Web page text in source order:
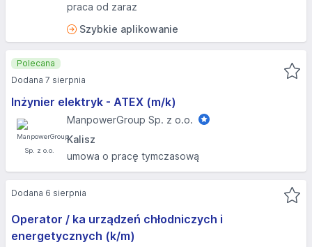
praca od zaraz
Szybkie aplikowanie
Inżynier elektryk - ATEX (m/k)
ManpowerGroup Sp. z o.o.
Kalisz
umowa o pracę tymczasową
Polecana
Dodana 7 sierpnia
Operator / ka urządzeń chłodniczych i
energetycznych (k/m)
Dodana 6 sierpnia